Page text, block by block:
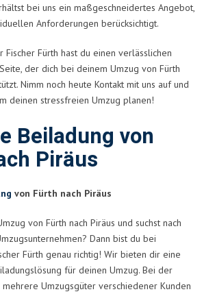
bei uns ein maßgeschneidertes Angebot,
Anforderungen berücksichtigt.
Fischer Fürth hast du einen verlässlichen
der dich bei deinem Umzug von Fürth
Nimm noch heute Kontakt mit uns auf und
deinen stressfreien Umzug planen!
Beiladung von
Piräus
von Fürth nach Piräus
von Fürth nach Piräus und suchst nach
Dann bist du bei
Fürth genau richtig! Wir bieten dir eine
für deinen Umzug. Bei der
Umzugsgüter verschiedener Kunden